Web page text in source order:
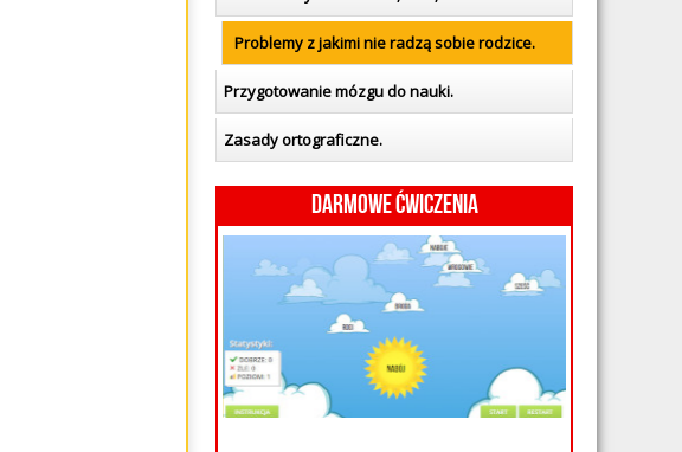
Problemy z jakimi nie radzą sobie rodzice.
Przygotowanie mózgu do nauki.
Zasady ortograficzne.
Darmowe ćwiczenia